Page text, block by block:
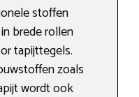
stoffen
brede rollen
tapijttegels.
zoals
wordt ook